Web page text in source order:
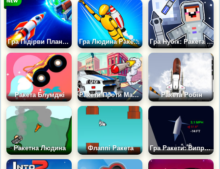
Гра Підірви Планету: Ракети Гра Людина Ракета: Регдолл Челлендж Гра Нубік: Ракета на Місяць
Ракета Блумджі Ракети Проти Машини Ракета Робін
Ракетна Людина Флаппі Ракета Гра Ракети: Випробування Посадки